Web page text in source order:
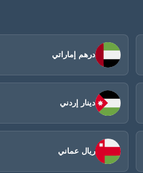
درهم إماراتي
دينار إردني
ريال عماني